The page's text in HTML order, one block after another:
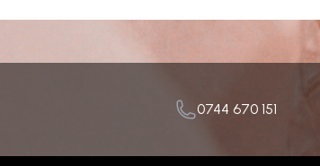
0744 670 151